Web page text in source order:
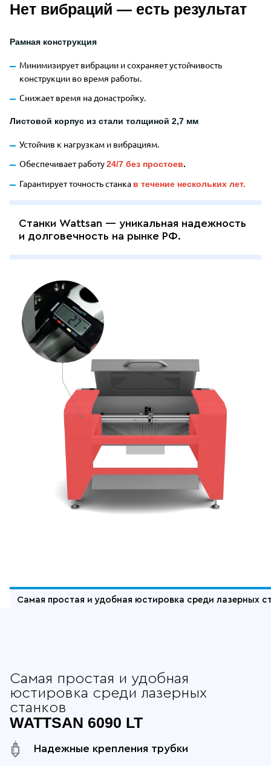
Нет вибраций — есть результат
Рамная конструкция
Минимизирует вибрации и сохраняет устойчивость
конструкции во время работы.
Снижает время на донастройку.
Листовой корпус из стали толщиной 2,7 мм
Устойчив к нагрузкам и вибрациям.
Обеспечивает работу24/7 без простоев.
Гарантирует точность станка в течение нескольких лет.
Станки Wattsan — уникальная надежность
и долговечность на рынке РФ.
Отдельные преимущества Wattsan
Самая простая и удобная юстировка среди лазерных
Самая простая и удобная
юстировка среди лазерных
станков
WATTSAN 6090 LT
Надежные крепления трубки